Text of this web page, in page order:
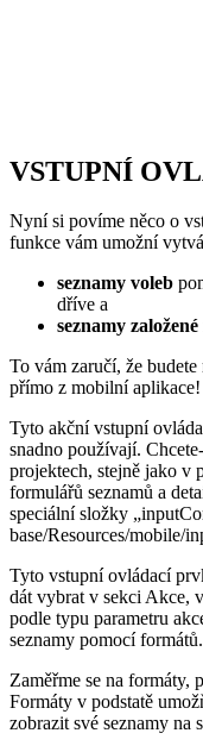
VSTUPNÍ
Nyní si povíme něco o
funkce vám umožní
seznamy voleb
dříve a
seznamy
To vám zaručí, že
přímo z mobilní aplikace!
Tyto akční vstupní
snadno používají.
projektech, stejně jako v
formulářů seznamů a
speciální složky
base/Resources/mobile/
Tyto vstupní ovládací
dát vybrat v sekci Akce,
podle typu parametru
seznamy pomocí formátů.
Zaměřme se na formáty,
Formáty v podstatě
zobrazit své seznamy na